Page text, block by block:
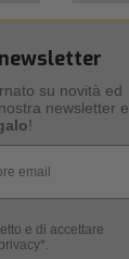
su novità ed
newsletter e
!
e di accettare